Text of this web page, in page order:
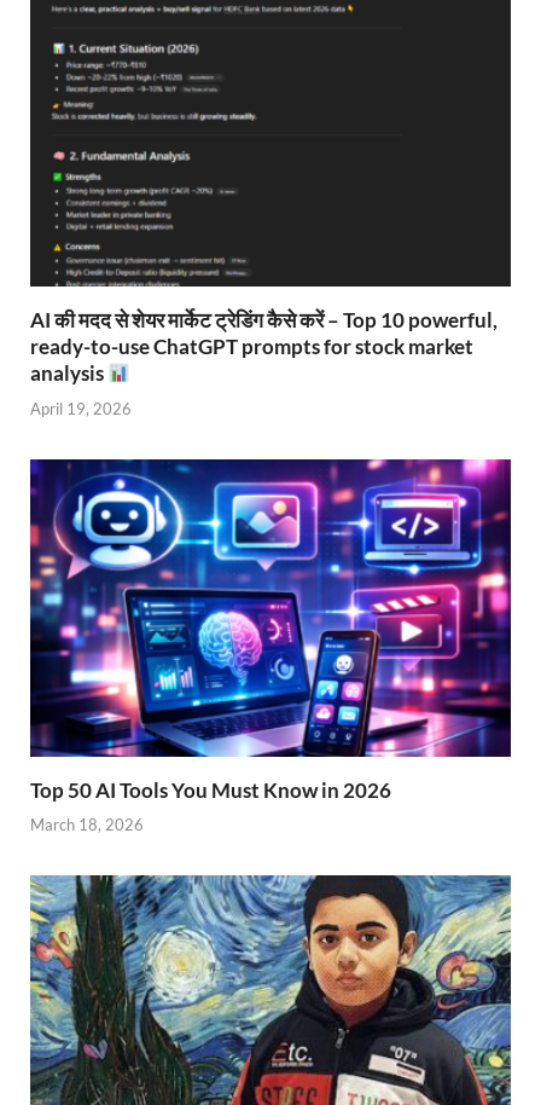
AI की मदद से शेयर मार्केट ट्रेडिंग कैसे करें – Top 10 powerful,
ready-to-use ChatGPT prompts for stock market
analysis
April 19, 2026
Top 50 AI Tools You Must Know in 2026
March 18, 2026